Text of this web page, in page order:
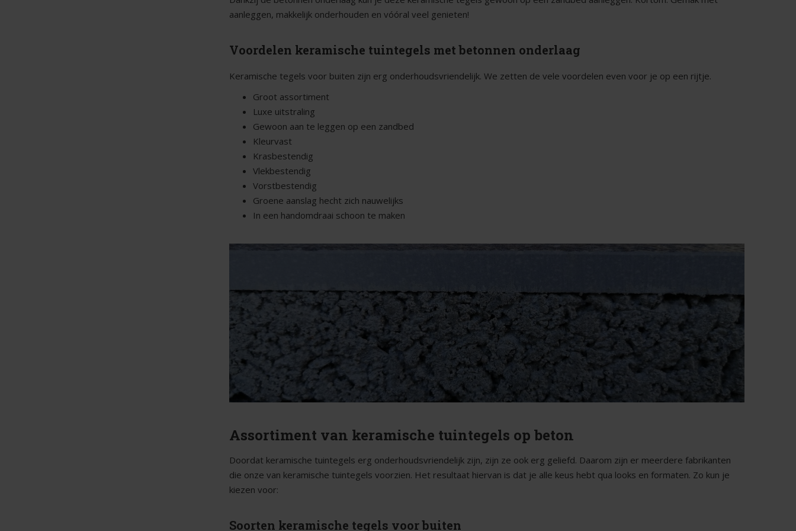
aanleggen, makkelijk onderhouden en vóóral veel genieten!
Voordelen keramische tuintegels met betonnen onderlaag
Keramische tegels voor buiten zijn erg onderhoudsvriendelijk. We zetten de vele voordelen even voor je op een rijtje.
Groot assortiment
Luxe uitstraling
Gewoon aan te leggen op een zandbed
Kleurvast
Krasbestendig
Vlekbestendig
Vorstbestendig
Groene aanslag hecht zich nauwelijks
In een handomdraai schoon te maken
Assortiment van keramische tuintegels op beton
Doordat keramische tuintegels erg onderhoudsvriendelijk zijn, zijn ze ook erg geliefd. Daarom zijn er meerdere fabrikanten
die onze van keramische tuintegels voorzien. Het resultaat hiervan is dat je alle keus hebt qua looks en formaten. Zo kun je
kiezen voor:
Soorten keramische tegels voor buiten